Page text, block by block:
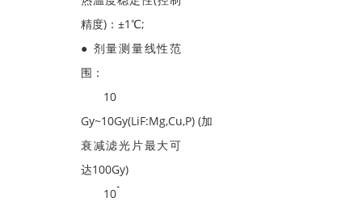
精度)：±1℃;
● 剂量测量线性范
围：
10
Gy~10Gy(LiF:Mg,Cu,P) (加
衰减滤光片最大可
达100Gy)
10-